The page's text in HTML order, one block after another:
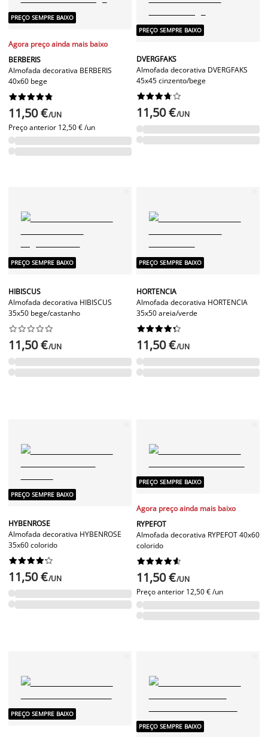
PREÇO SEMPRE BAIXO
Agora preço ainda mais baixo
BERBERIS
Almofada decorativa BERBERIS
40x60 bege






11,50 €/UN
Preço anterior 12,50 € /un
PREÇO SEMPRE BAIXO
DVERGFAKS
Almofada decorativa DVERGFAKS
45x45 cinzento/bege






11,50 €/UN
PREÇO SEMPRE BAIXO
HIBISCUS
Almofada decorativa HIBISCUS
35x50 bege/castanho






11,50 €/UN
PREÇO SEMPRE BAIXO
HORTENCIA
Almofada decorativa HORTENCIA
35x50 areia/verde






11,50 €/UN
PREÇO SEMPRE BAIXO
HYBENROSE
Almofada decorativa HYBENROSE
35x60 colorido






11,50 €/UN
PREÇO SEMPRE BAIXO
Agora preço ainda mais baixo
RYPEFOT
Almofada decorativa RYPEFOT 40x60
colorido






11,50 €/UN
Preço anterior 12,50 € /un
PREÇO SEMPRE BAIXO
PREÇO SEMPRE BAIXO